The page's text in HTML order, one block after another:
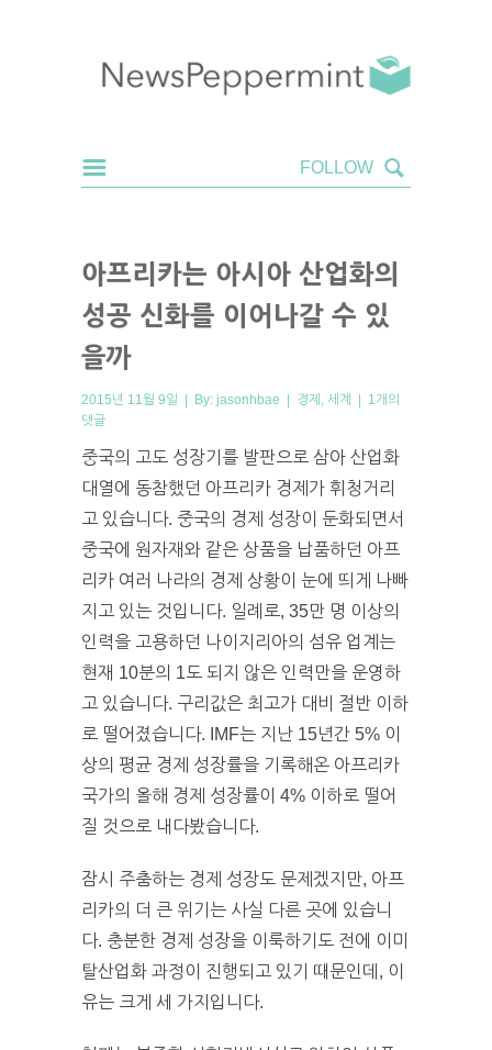
아프리카는 아시아 산업화의
성공 신화를 이어나갈 수 있
을까
2015년 11월 9일 | By: jasonhbae | 경제 세계 | 1개의
댓글
중국의 고도 성장기를 발판으로 삼아 산업화
대열에 동참했던 아프리카 경제가 휘청거리
고 있습니다. 중국의 경제 성장이 둔화되면서
중국에 원자재와 같은 상품을 납품하던 아프
리카 여러 나라의 경제 상황이 눈에 띄게 나빠
지고 있는 것입니다. 일례로, 35만 명 이상의
인력을 고용하던 나이지리아의 섬유 업계는
현재 10분의 1도 되지 않은 인력만을 운영하
고 있습니다. 구리값은 최고가 대비 절반 이하
로 떨어졌습니다. IMF는 지난 15년간 5% 이
상의 평균 경제 성장률을 기록해온 아프리카
국가의 올해 경제 성장률이 4% 이하로 떨어
질 것으로 내다봤습니다.
잠시 주춤하는 경제 성장도 문제겠지만, 아프
리카의 더 큰 위기는 사실 다른 곳에 있습니
다. 충분한 경제 성장을 이룩하기도 전에 이미
탈산업화 과정이 진행되고 있기 때문인데, 이
유는 크게 세 가지입니다.